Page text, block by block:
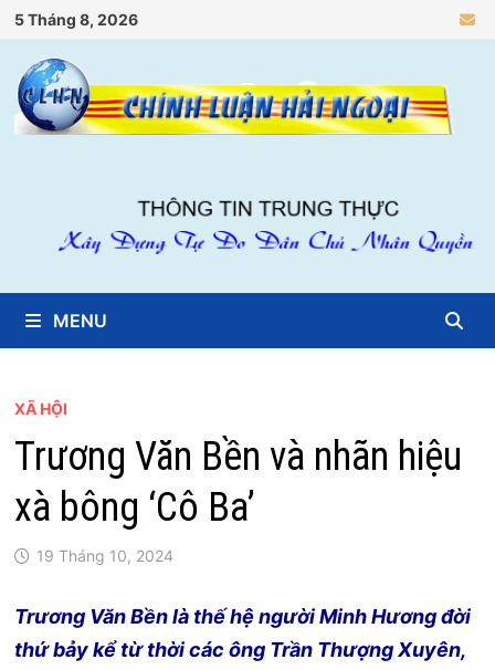
Skip
to
content
5 Tháng 8, 2026
MENU
XÃ HỘI
Trương Văn Bền và nhãn hiệu
xà bông ‘Cô Ba’
19 Tháng 10, 2024
Trương Văn Bền là thế hệ người Minh Hương đời
thứ bảy kể từ thời các ông Trần Thượng Xuyên,